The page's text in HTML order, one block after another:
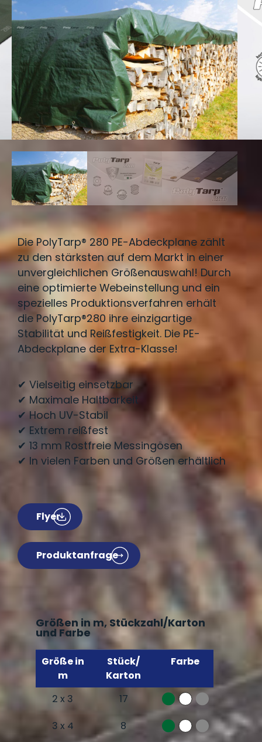
Die PolyTarp® 280 PE-Abdeckplane zählt
zu den stärksten auf dem Markt in einer
unvergleichlichen Größenauswahl! Durch
eine optimierte Webeinstellung und ein
spezielles Produktionsverfahren erhält
die PolyTarp®280 ihre einzigartige
Stabilität und Reißfestigkeit. Die PE-
Abdeckplane der Extra-Klasse!
✔ Vielseitig einsetzbar
✔ Maximale Haltbarkeit
✔ Hoch UV-Stabil
✔ Extrem reißfest
✔ 13 mm Rostfreie Messingösen
✔ In vielen Farben und Größen erhältlich
Flyer
Produktanfrage
Größen in m, Stückzahl/Karton
und Farbe
Größe in
m
Stück/
Karton
Farbe
2 x 3
17
3 x 4
8